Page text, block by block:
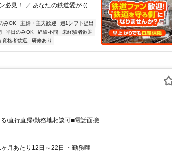
見！ ／ あなたの鉄道愛が ((ゝ
みOK 主婦・主夫歓迎
週1シフト提出
平日のみOK 経験不問
未経験者歓迎
資格者歓迎 研修あり
/直行直帰/勤務地相談可■電話面接
月あたり12日～22日 ・勤務曜